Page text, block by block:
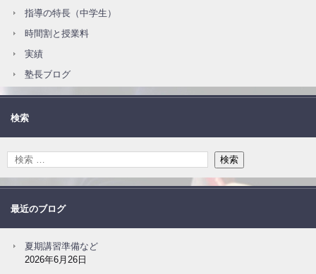
指導の特長（中学生）
時間割と授業料
実績
塾長ブログ
検索
最近のブログ
夏期講習準備など
2026年6月26日